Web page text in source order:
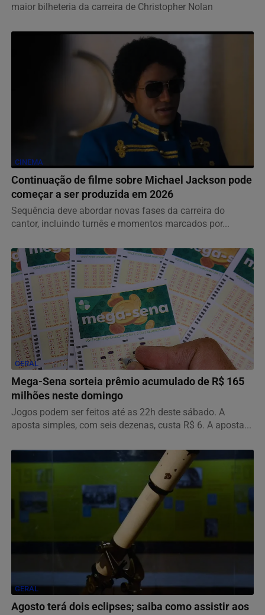
maior bilheteria da carreira de Christopher Nolan
CINEMA
Continuação de filme sobre Michael Jackson pode
começar a ser produzida em 2026
Sequência deve abordar novas fases da carreira do
cantor, incluindo turnês e momentos marcados por...
GERAL
Mega-Sena sorteia prêmio acumulado de R$ 165
milhões neste domingo
Jogos podem ser feitos até as 22h deste sábado. A
aposta simples, com seis dezenas, custa R$ 6. A aposta...
GERAL
Agosto terá dois eclipses; saiba como assistir aos